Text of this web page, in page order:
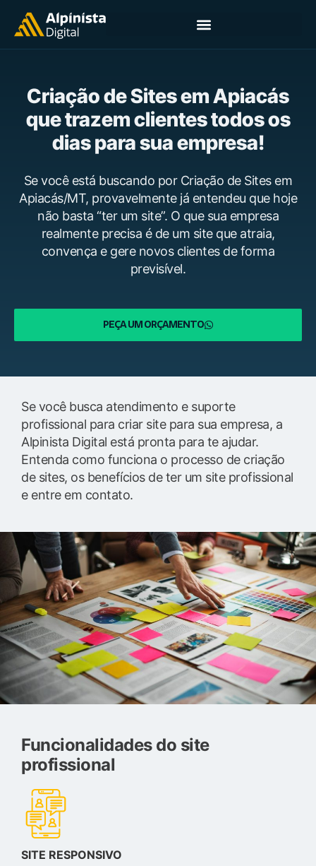
Criação de Sites em Apiacás
que trazem clientes todos os
dias para sua empresa!
Se você está buscando por Criação de Sites em
Apiacás/MT, provavelmente já entendeu que hoje
não basta “ter um site”. O que sua empresa
realmente precisa é de um site que atraia,
convença e gere novos clientes de forma
previsível.
PEÇA UM ORÇAMENTO
Se você busca atendimento e suporte
profissional para criar site para sua empresa, a
Alpinista Digital está pronta para te ajudar.
Entenda como funciona o processo de criação
de sites, os benefícios de ter um site profissional
e entre em contato.
Funcionalidades do site
profissional
SITE RESPONSIVO